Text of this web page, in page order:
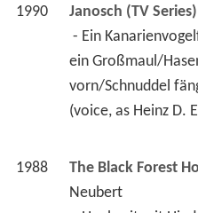
1990
Janosch (TV Series)
ein Großmaul/
vorn/Schnuddel
(voice, as Heinz D.
1988 The Black Forest
Neubert